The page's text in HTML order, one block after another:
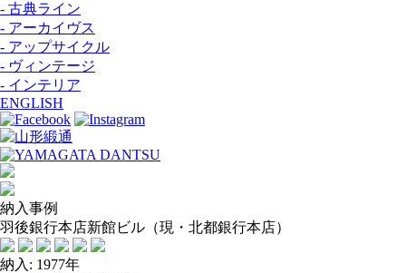
- 古典ライン
- アーカイヴス
- アップサイクル
- ヴィンテージ
- インテリア
ENGLISH
納入事例
羽後銀行本店新館ビル（現・北都銀行本店）
納入: 1977年